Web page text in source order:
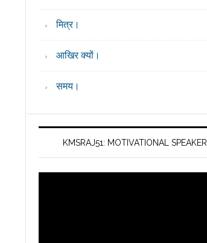
मित्र।
आखिर क्यों।
समय।
KMSRAJ51: MOTIVATIONAL SPEAKER